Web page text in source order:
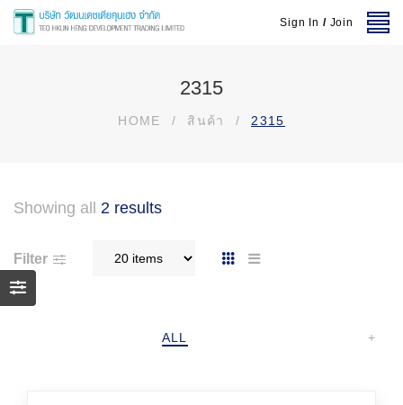
Sign In / Join
2315
HOME / สินค้า / 2315
Showing all 2 results
Filter
ALL +